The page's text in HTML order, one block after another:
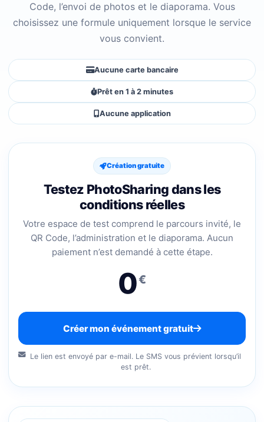
Code, l’envoi de photos et le diaporama. Vous
choisissez une formule uniquement lorsque le service
vous convient.
Aucune carte bancaire
Prêt en 1 à 2 minutes
Aucune application
Création gratuite
Testez PhotoSharing dans les
conditions réelles
Votre espace de test comprend le parcours invité, le
QR Code, l’administration et le diaporama. Aucun
paiement n’est demandé à cette étape.
0 €
Créer mon événement gratuit
Le lien est envoyé par e-mail. Le SMS vous prévient lorsqu’il
est prêt.